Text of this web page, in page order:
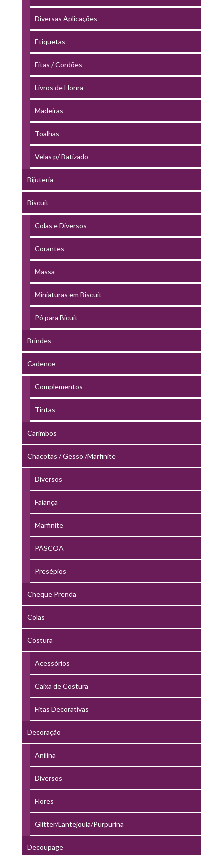
Diversas Aplicações
Etiquetas
Fitas / Cordões
Livros de Honra
Madeiras
Toalhas
Velas p/ Batizado
Bijuteria
Biscuit
Colas e Diversos
Corantes
Massa
Miniaturas em Biscuit
Pó para Bicuit
Brindes
Cadence
Complementos
Tintas
Carimbos
Chacotas / Gesso /Marfinite
Diversos
Faiança
Marfinite
PÁSCOA
Presépios
Cheque Prenda
Colas
Costura
Acessórios
Caixa de Costura
Fitas Decorativas
Decoração
Anilina
Diversos
Flores
Glitter/Lantejoula/Purpurina
Decoupage